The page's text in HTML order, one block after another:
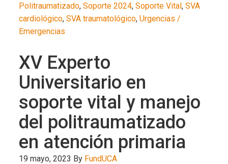
Politraumatizado,Soporte 2024,Soporte Vital,SVA
cardiológico,SVA traumatológico,Urgencias /
Emergencias
XV Experto
Universitario en
soporte vital y manejo
del politraumatizado
en atención primaria
19 mayo, 2023 By FundUCA